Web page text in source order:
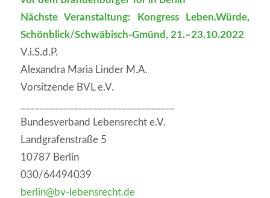
Nächste Veranstaltung: Kongress Leben.Würde,
Schönblick/Schwäbisch-Gmünd, 21.–23.10.2022
V.i.S.d.P.
Alexandra Maria Linder M.A.
Vorsitzende BVL e.V.
Bundesverband Lebensrecht e.V.
Landgrafenstraße 5
10787 Berlin
030/64494039
berlin@bv-lebensrecht.de